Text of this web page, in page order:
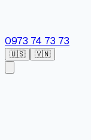
0973 74 73 73
🇺🇸 🇻🇳